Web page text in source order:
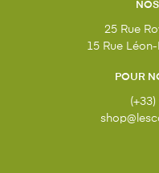
25 Rue
15 Rue
POUR